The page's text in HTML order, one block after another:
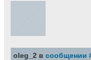
oleg_2 в сообщении